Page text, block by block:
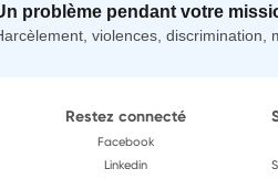
problème pendant votre
violences, discrimination,
Restez connecté
Facebook
Linkedin